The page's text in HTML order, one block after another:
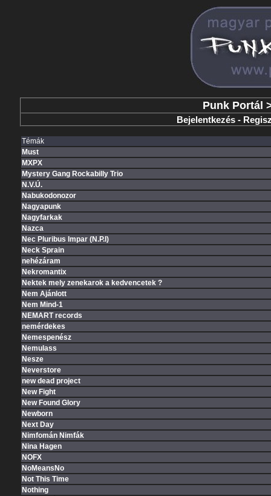
Punk Portál
Bejelentkezés -
Témák
Must
MXPX
Mystery Gang Rockabilly Trio
N.V.Ú.
Nabukodonozor
Nagyapunk
Nagyfarkak
Nazca
Nec Pluribus Impar (N.P.I)
Neck Sprain
nehézáram
Nekromantix
Nektek mely zenekarok a kedvencetek ?
Nem Ajánlott
Nem Mind-1
NEMART records
nemérdekes
Nemespenész
Nemulass
Nesze
Neverstore
new dead project
New Fight
New Found Glory
Newborn
Next Day
Nimfomán Nimfák
Nina Hagen
NOFX
NoMeansNo
Not This Time
Nothing